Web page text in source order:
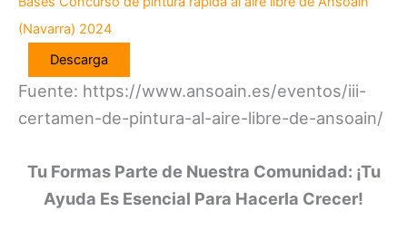
(Navarra) 2024
Descarga
Fuente: https://www.ansoain.es/eventos/iii-
certamen-de-pintura-al-aire-libre-de-ansoain/
Tu Formas Parte de Nuestra Comunidad: ¡Tu
Ayuda Es Esencial Para Hacerla Crecer!